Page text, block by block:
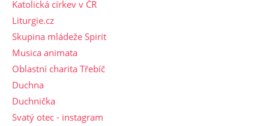
Katolická církev v ČR
Liturgie.cz
Skupina mládeže Spirit
Musica animata
Oblastní charita Třebíč
Duchna
Duchnička
Svatý otec - instagram